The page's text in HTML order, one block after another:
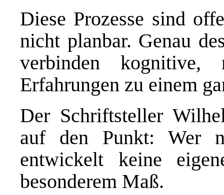
Diese Prozesse sind
nicht planbar. Genau
verbinden kognitive,
Erfahrungen zu einem
Der Schriftsteller
auf den Punkt: Wer
entwickelt keine
besonderem Maß.